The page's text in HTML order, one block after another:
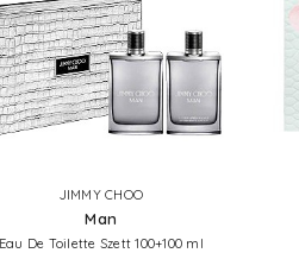
JIMMY CHOO
Man
Eau De Toilette Szett 100+100 ml